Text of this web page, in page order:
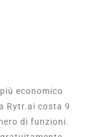
economico
Rytr.ai costa 9
di funzioni.